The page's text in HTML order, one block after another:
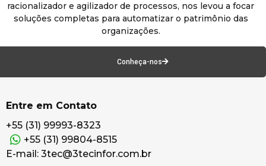
racionalizador e agilizador de processos, nos levou a focar
soluções completas para automatizar o patrimônio das
organizações.
Conheça-nos
Entre em Contato
+55 (31) 99993-8323
+55 (31) 99804-8515
E-mail: 3tec@3tecinfor.com.br